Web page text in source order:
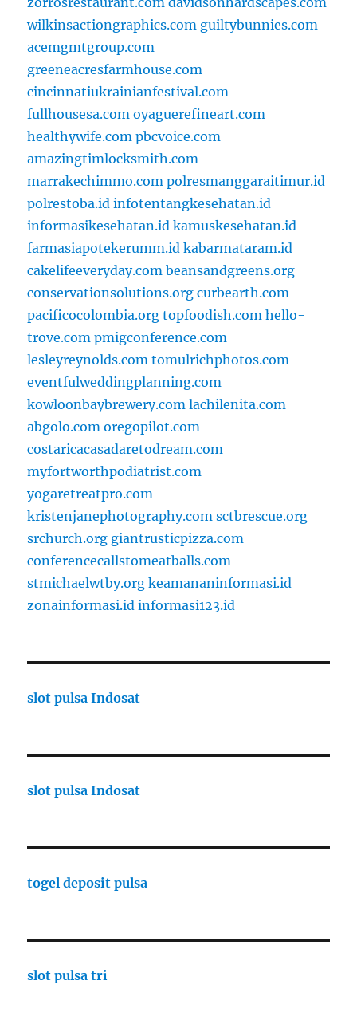
wilkinsactiongraphics.com guiltybunnies.com
acemgmtgroup.com
greeneacresfarmhouse.com
cincinnatiukrainianfestival.com
fullhousesa.com oyaguerefineart.com
healthywife.com pbcvoice.com
amazingtimlocksmith.com
marrakechimmo.com polresmanggaraitimur.id
polrestoba.id infotentangkesehatan.id
informasikesehatan.id kamuskesehatan.id
farmasiapotekerumm.id kabarmataram.id
cakelifeeveryday.com beansandgreens.org
conservationsolutions.org curbearth.com
pacificocolombia.org topfoodish.com hello-
trove.com pmigconference.com
lesleyreynolds.com tomulrichphotos.com
eventfulweddingplanning.com
kowloonbaybrewery.com lachilenita.com
abgolo.com oregopilot.com
costaricacasadaretodream.com
myfortworthpodiatrist.com
yogaretreatpro.com
kristenjanephotography.com sctbrescue.org
srchurch.org giantrusticpizza.com
conferencecallstomeatballs.com
stmichaelwtby.org keamananinformasi.id
zonainformasi.id informasi123.id
slot pulsa Indosat
slot pulsa Indosat
togel deposit pulsa
slot pulsa tri